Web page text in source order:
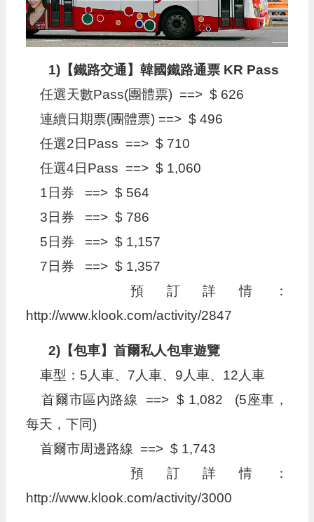
1)【鐵路交通】韓國鐵路通票 KR Pass
任選天數Pass(團體票) ==> $ 626
連續日期票(團體票) ==> $ 496
任選2日Pass ==> $ 710
任選4日Pass ==> $ 1,060
1日券 ==> $ 564
3日券 ==> $ 786
5日券 ==> $ 1,157
7日券 ==> $ 1,357
預訂詳情：
http://www.klook.com/activity/2847
2)【包車】首爾私人包車遊覽
車型：5人車、7人車、9人車、12人車
首爾市區內路線 ==> $ 1,082 (5座車，
每天，下同)
首爾市周邊路線 ==> $ 1,743
預訂詳情：
http://www.klook.com/activity/3000